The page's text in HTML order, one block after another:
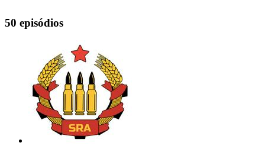
50 episódios